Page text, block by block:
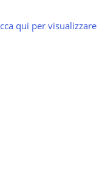
qui per visualizzare